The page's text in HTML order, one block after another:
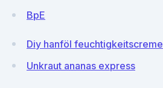
BpE
Diy hanföl feuchtigkeitscreme
Unkraut ananas express